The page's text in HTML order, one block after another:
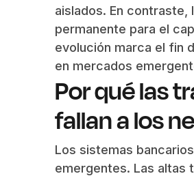
aislados. En contraste,
permanente para el
evolución marca el fin
en mercados
Por qué las
fallan a los
Los sistemas
emergentes. Las altas